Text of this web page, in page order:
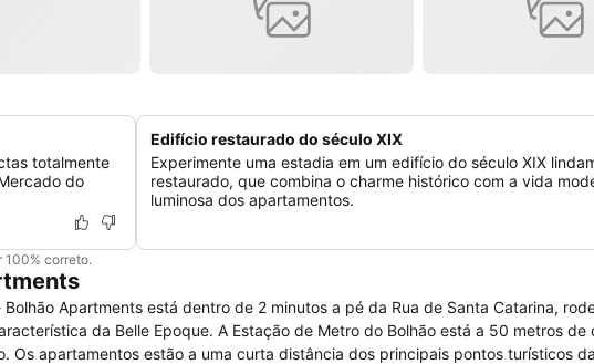
totalmente
do
Edifício restaurado do século XIX
Experimente uma estadia em um edifício do século XIX
restaurado, que combina o charme histórico com a vida
luminosa dos apartamentos.
100% correto.
Apartments está dentro de 2 minutos a pé da Rua de Santa Catarina,
Metro do Bolhão está a 50 metros de distância,
e